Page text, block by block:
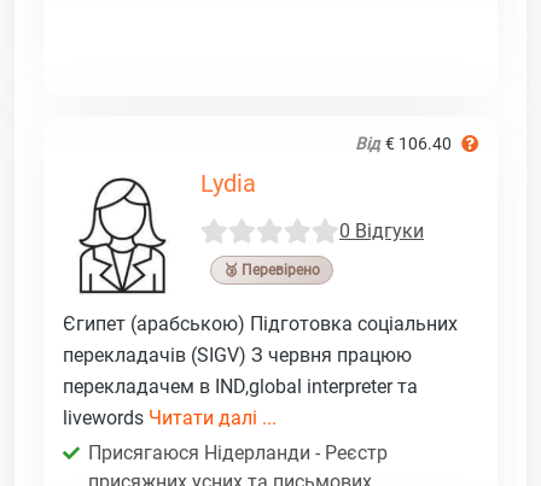
Від € 106.40
Lydia
0 Відгуки
🥉 Перевірено
Єгипет (арабською) Підготовка соціальних
перекладачів (SIGV) З червня працюю
перекладачем в IND,global interpreter та
livewords Читати далі ...
Присягаюся Нідерланди - Реєстр